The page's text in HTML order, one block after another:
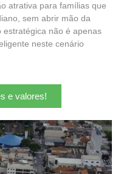
atrativa para famílias que
sem abrir mão da
estratégica não é apenas
neste cenário
e valores!